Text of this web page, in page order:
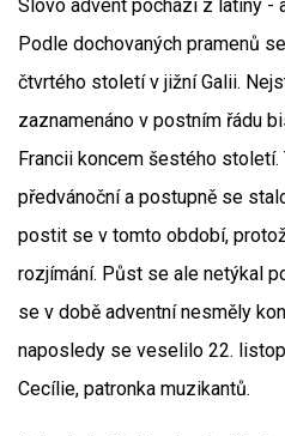
Slovo advent pochází z latiny -
Podle dochovaných pramenů
čtvrtého století v jižní Galii.
zaznamenáno v postním řádu
Francii koncem šestého
předvánoční a postupně se
postit se v tomto období,
rozjímání. Půst se ale netýkal
se v době adventní nesměly
naposledy se veselilo 22.
Cecílie, patronka muzikantů.